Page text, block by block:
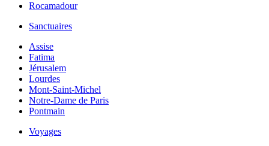
Rocamadour
Sanctuaires
Assise
Fatima
Jérusalem
Lourdes
Mont-Saint-Michel
Notre-Dame de Paris
Pontmain
Voyages